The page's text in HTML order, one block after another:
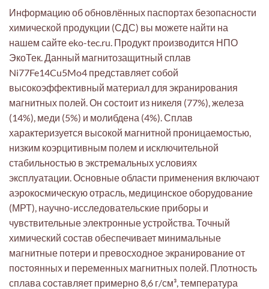
Информацию об обновлённых паспортах безопасности
химической продукции (СДС) вы можете найти на
нашем сайте eko-tec.ru. Продукт производится НПО
ЭкоТек. Данный магнитозащитный сплав
Ni77Fe14Cu5Mo4 представляет собой
высокоэффективный материал для экранирования
магнитных полей. Он состоит из никеля (77%), железа
(14%), меди (5%) и молибдена (4%). Сплав
характеризуется высокой магнитной проницаемостью,
низким коэрцитивным полем и исключительной
стабильностью в экстремальных условиях
эксплуатации. Основные области применения включают
аэрокосмическую отрасль, медицинское оборудование
(МРТ), научно-исследовательские приборы и
чувствительные электронные устройства. Точный
химический состав обеспечивает минимальные
магнитные потери и превосходное экранирование от
постоянных и переменных магнитных полей. Плотность
сплава составляет примерно 8,6 г/см³, температура